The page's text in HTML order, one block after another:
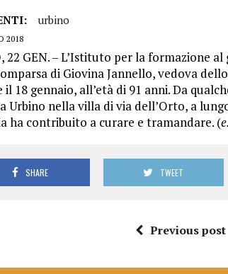
urbino
2018
22 GEN. – L’Istituto per la formazione
di Giovina Jannello, vedova
il 18 gennaio, all’età di 91 anni. Da
Urbino nella villa di via dell’Orto, a
ha contribuito a curare e tramandare. (
SHARE TWEET
Previous post